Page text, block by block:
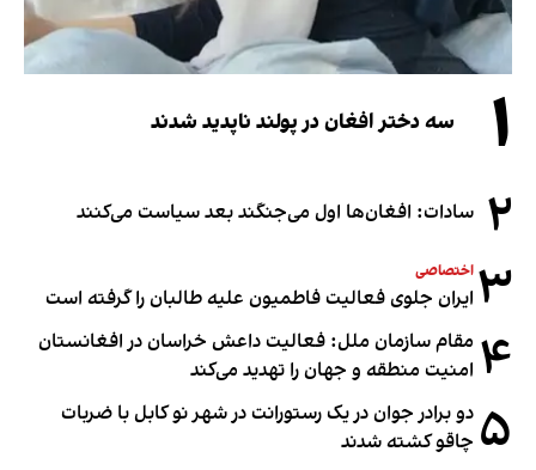
۱ سه دختر افغان در پولند ناپدید شدند
۲ سادات: افغان‌ها اول می‌جنگند بعد سیاست می‌کنند
۳ اختصاصی
ایران جلوی فعالیت فاطمیون علیه طالبان را گرفته است
۴ مقام سازمان ملل: فعالیت داعش خراسان در افغانستان
امنیت منطقه و جهان را تهدید می‌کند
۵ دو برادر جوان در یک رستورانت در شهر نو کابل با ضربات
چاقو کشته شدند